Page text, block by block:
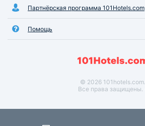
Партнёрская программа 101Hotels.com
Помощь
© 2026 101hotels.com.
Все права защищены.